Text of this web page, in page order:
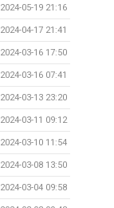
2024-05-19 21:16
2024-04-17 21:41
2024-03-16 17:50
2024-03-16 07:41
2024-03-13 23:20
2024-03-11 09:12
2024-03-10 11:54
2024-03-08 13:50
2024-03-04 09:58